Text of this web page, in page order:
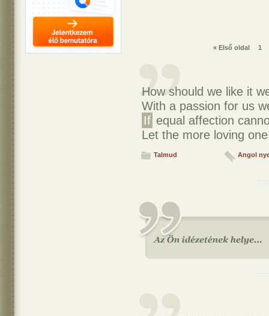
« Első oldal 1
How should we like it
With a passion for us
If equal affection
Let the more loving
Talmud Angol